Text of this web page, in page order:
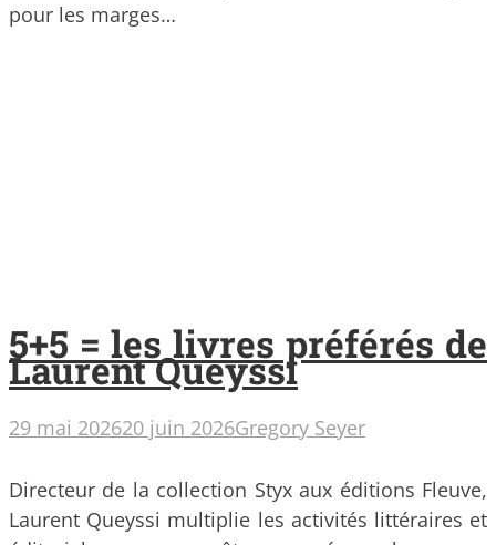
pour les marges…
5+5 = les livres préférés de
Laurent Queyssi
29 mai 202620 juin 2026Gregory Seyer
Directeur de la collection Styx aux éditions Fleuve,
Laurent Queyssi multiplie les activités littéraires et